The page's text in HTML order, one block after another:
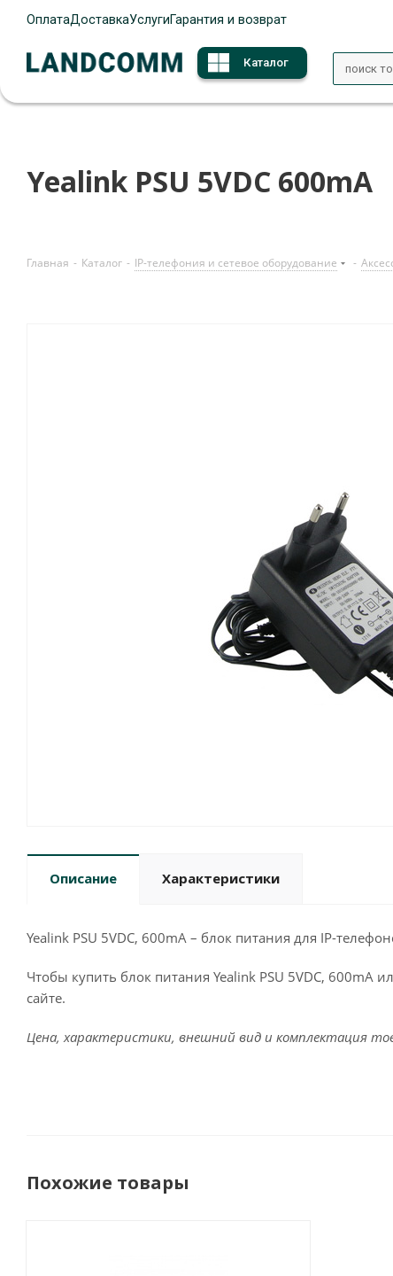
ОплатаДоставкаУслугиГарантия и возврат
Каталог
Yealink PSU 5VDC 600mA
Главная - Каталог - IP-телефония и сетевое оборудование -
Описание Характеристики
Yealink PSU 5VDC, 600mA – блок питания для IP-
Чтобы купить блок питания Yealink PSU 5VDC,
сайте.
Цена, характеристики, внешний вид и комплектация
Похожие товары